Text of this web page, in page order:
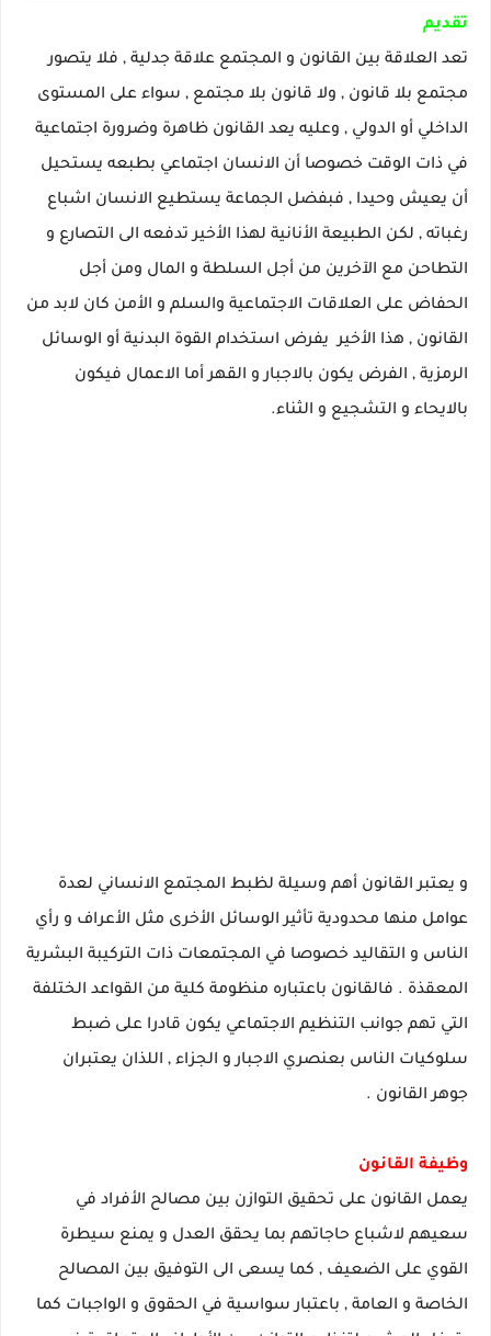
تقديم
تعد العلاقة بين القانون و المجتمع علاقة جدلية , فلا يتصور
مجتمع بلا قانون , ولا قانون بلا مجتمع , سواء على المستوى
الداخلي أو الدولي , وعليه يعد القانون ظاهرة وضرورة اجتماعية
في ذات الوقت خصوصا أن الانسان اجتماعي بطبعه يستحيل
أن يعيش وحيدا , فبفضل الجماعة يستطيع الانسان اشباع
رغباته , لكن الطبيعة الأنانية لهذا الأخير تدفعه الى التصارع و
التطاحن مع الآخرين من أجل السلطة و المال ومن أجل
الحفاض على العلاقات الاجتماعية والسلم و الأمن كان لابد من
القانون , هذا الأخير يفرض استخدام القوة البدنية أو الوسائل
الرمزية , الفرض يكون بالاجبار و القهر أما الاعمال فيكون
بالايحاء و التشجيع و الثناء.
و يعتبر القانون أهم وسيلة لظبط المجتمع الانساني لعدة
عوامل منها محدودية تأثير الوسائل الأخرى مثل الأعراف و رأي
الناس و التقاليد خصوصا في المجتمعات ذات التركيبة البشرية
المعقذة . فالقانون باعتباره منظومة كلية من القواعد الختلفة
التي تهم جوانب التنظيم الاجتماعي يكون قادرا على ضبط
سلوكيات الناس بعنصري الاجبار و الجزاء , اللذان يعتبران
جوهر القانون .
وظيفة القانون
يعمل القانون على تحقيق التوازن بين مصالح الأفراد في
سعيهم لاشباع حاجاتهم بما يحقق العدل و يمنع سيطرة
القوي على الضعيف , كما يسعى الى التوفيق بين المصالح
الخاصة و العامة , باعتبار سواسية في الحقوق و الواجبات كما